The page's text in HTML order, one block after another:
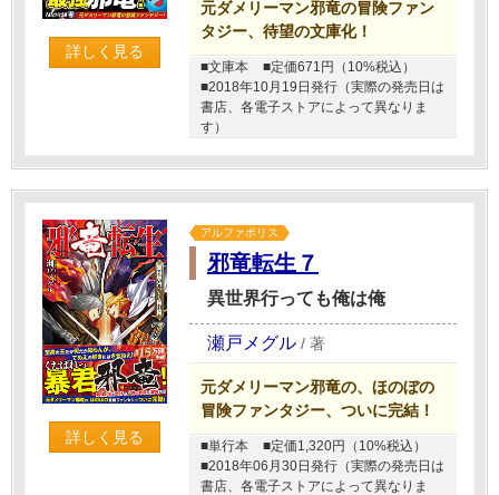
詳しく見る
元ダメリーマン邪竜の冒険ファン
タジー、待望の文庫化！
■文庫本
■定価671円（10%税込）
■2018年10月19日発行（実際の発売日は
書店、各電子ストアによって異なりま
す）
詳しく見る
アルファポリス
邪竜転生７
異世界行っても俺は俺
瀬戸メグル / 著
元ダメリーマン邪竜の、ほのぼの
冒険ファンタジー、ついに完結！
■単行本
■定価1,320円（10%税込）
■2018年06月30日発行（実際の発売日は
書店、各電子ストアによって異なりま